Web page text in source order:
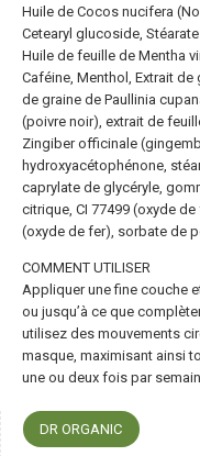
Huile de Cocos nucifera
Cetearyl glucoside,
Huile de feuille de Mentha
Caféine, Menthol, Extrait
de graine de Paullinia
(poivre noir), extrait de
Zingiber officinale
hydroxyacétophénone,
caprylate de glycéryle,
citrique, CI 77499 (oxyde
(oxyde de fer), sorbate de
COMMENT UTILISER
Appliquer une fine couche
ou jusqu’à ce que
utilisez des mouvements
masque, maximisant ainsi
une ou deux fois par
DR ORGANIC